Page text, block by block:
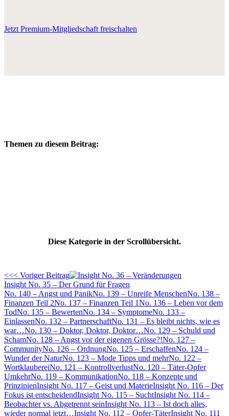
Jetzt Premium-Mitgliedschaft freischalten
Themen zu diesem Beitrag:
Diese Kategorie in der Scrollübersicht.
<<< Voriger Beitrag
Insight No. 35 – Der Grund für Fragen
No. 140 – Angst und PanikNo. 139 – Unreife MenschenNo. 138 –
Finanzen Teil 2No. 137 – Finanzen Teil 1No. 136 – Leben vor dem
TodNo. 135 – BewertenNo. 134 – SymptomeNo. 133 –
EinlassenNo. 132 – PartnerschaftNo. 131 – Es bleibt nichts, wie es
war…No. 130 – Doktor, Doktor, Doktor…No. 129 – Schuld und
SchamNo. 128 – Angst vor der eigenen Grösse?!No. 127 –
CommunityNo. 126 – OrdnungNo. 125 – ErschaffenNo. 124 –
Wunder der NaturNo. 123 – Mode Tipps und mehrNo. 122 –
WortklaubereiNo. 121 – KontrollverlustNo. 120 – Täter-Opfer
UmkehrNo. 119 – KommunikationNo. 118 – Konzepte und
PrinzipienInsight No. 117 – Geist und MaterieInsight No. 116 – Der
Fokus ist entscheidendInsight No. 115 – SuchtInsight No. 114 –
Beobachter vs. Abgetrennt seinInsight No. 113 – Ist doch alles,
wieder normal jetzt…Insight No. 112 – Opfer-TäterInsight No. 111